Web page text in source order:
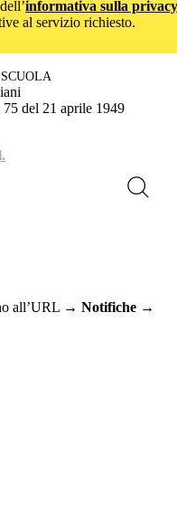
informativa sulla privacy
al servizio richiesto.
del 21 aprile 1949
all’URL → Notifiche →